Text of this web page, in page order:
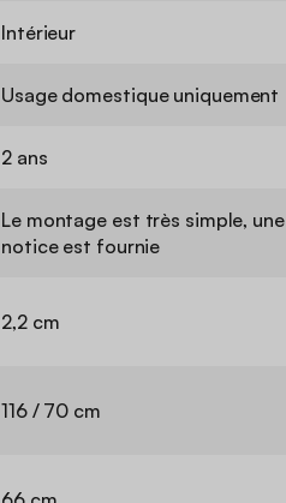
Intérieur
Usage domestique uniquement
2 ans
Le montage est très simple, une
notice est fournie
2,2 cm
116 / 70 cm